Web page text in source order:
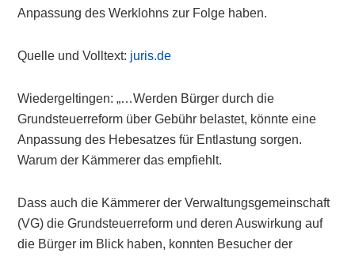
Anpassung des Werklohns zur Folge haben.
Quelle und Volltext: juris.de
Wiedergeltingen: „…Werden Bürger durch die
Grundsteuerreform über Gebühr belastet, könnte eine
Anpassung des Hebesatzes für Entlastung sorgen.
Warum der Kämmerer das empfiehlt.
Dass auch die Kämmerer der Verwaltungsgemeinschaft
(VG) die Grundsteuerreform und deren Auswirkung auf
die Bürger im Blick haben, konnten Besucher der